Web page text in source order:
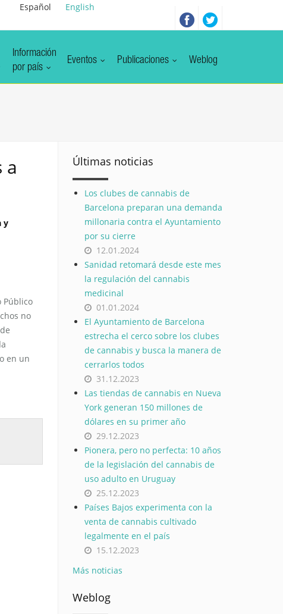
Español English
Información
por país
Eventos Publicaciones Weblog
a
y
Público
no
en un
Últimas noticias
Los clubes de cannabis de
Barcelona preparan una demanda
millonaria contra el Ayuntamiento
por su cierre
12.01.2024
Sanidad retomará desde este mes
la regulación del cannabis
medicinal
01.01.2024
El Ayuntamiento de Barcelona
estrecha el cerco sobre los clubes
de cannabis y busca la manera de
cerrarlos todos
31.12.2023
Las tiendas de cannabis en Nueva
York generan 150 millones de
dólares en su primer año
29.12.2023
Pionera, pero no perfecta: 10 años
de la legislación del cannabis de
uso adulto en Uruguay
25.12.2023
Países Bajos experimenta con la
venta de cannabis cultivado
legalmente en el país
15.12.2023
Más noticias
Weblog